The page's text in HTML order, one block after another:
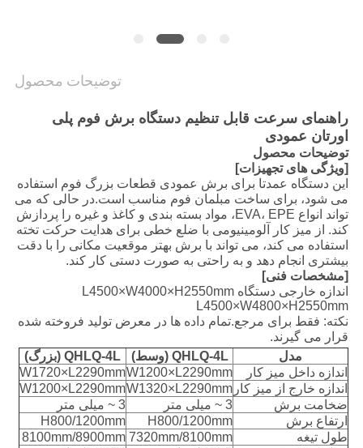
توضیحات محصول
راهنمای سرعت قابل تنظیم دستگاه برش فوم پلی
اورتان عمودی
توضیحات محصول
[ویژگی های تجهیزات]
این دستگاه عمدتا برای برش عمودی قطعات بزرگ فوم استفاده
می شود، برای ساخت مبلمان فوم مناسب است.در حالی که می
تواند انواع EVA، EPE، مواد بسته بندی و کاغذ و غیره را پردازش
کند. از میز کار آلومینیومی با ضلع خطی برای هدایت حرکت تخته
استفاده می کند، می تواند با برش بهتر موقعیت مکانی را با دقت
بیشتری انجام دهد و به راحتی به صورت دستی کار کند.
[مشخصات فنی]
اندازه خارجی دستگاه L4500×W4000×H2550mm
L4500×W4800×H2550mm
نکته: فقط برای مرجع.تمام داده ها در معرض تولید فروخته شده
قرار می گیرند.
مدل
QHLQ-4L (وسط)
QHLQ-4L (بزرگ)
اندازه داخل میز کار
W1200×L2290mm
W1720×L2290mm
اندازه خارج از میز کار W1320×L2290mm
W1200×L2290mm
ضخامت برش
3 ~ میلی متر
3 ~ میلی متر
ارتفاع برش
H800/1200mm
H800/1200mm
طول تیغه
7320mm/8100mm
8100mm/8900mm